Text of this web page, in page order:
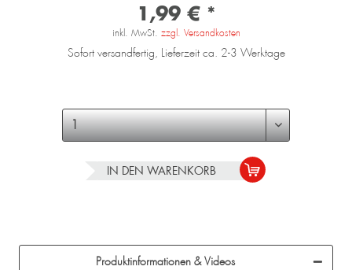
1,99 € *
inkl. MwSt. zzgl. Versandkosten
Sofort versandfertig, Lieferzeit ca. 2-3 Werktage
IN DEN WARENKORB
Produktinformationen & Videos